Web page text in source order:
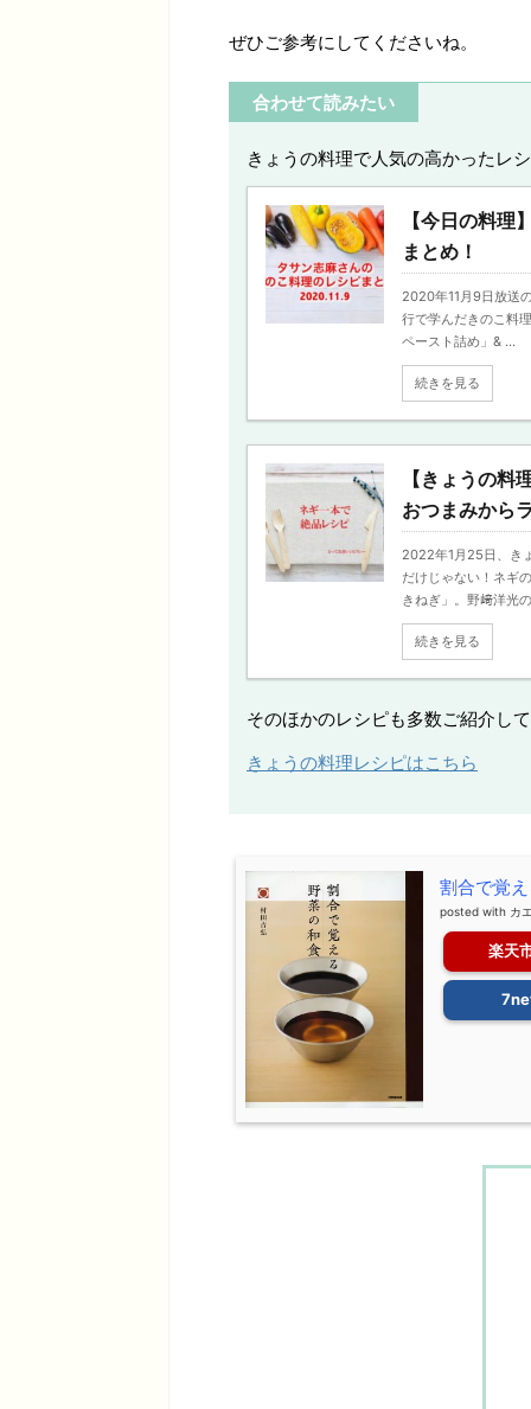
ぜひご参考にしてくださいね。
合わせて読みたい
きょうの料理で人気の高かったレ
【今日の料
まとめ！
2020年11月9日放送
行で学んだきのこ料
ペースト詰め」& ...
続きを見る
【きょうの
おつまみから
2022年1月25日、き
だけじゃない！ネギ
きねぎ」。野﨑洋光
続きを見る
そのほかのレシピも多数ご紹介し
きょうの料理レシピはこちら
割合で覚
posted with カ
楽天